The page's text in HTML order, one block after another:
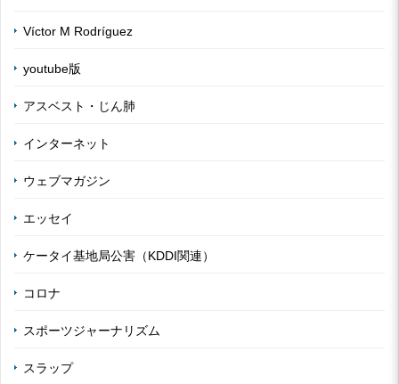
Víctor M Rodríguez
youtube版
アスベスト・じん肺
インターネット
ウェブマガジン
エッセイ
ケータイ基地局公害（KDDI関連）
コロナ
スポーツジャーナリズム
スラップ